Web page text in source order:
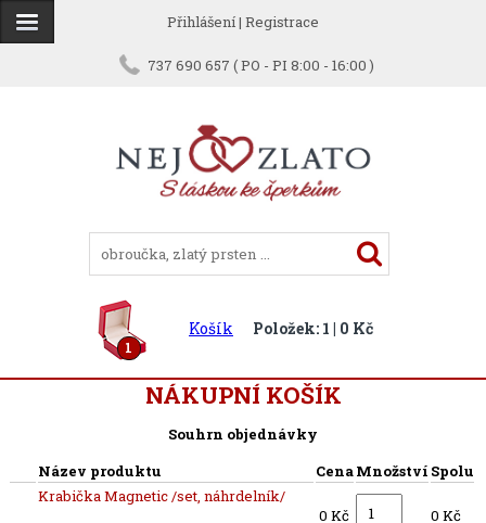
Přihlášení| Registrace
737 690 657 ( PO - PI 8:00 - 16:00 )
1
Košík Položek: 1 | 0 Kč
NÁKUPNÍ KOŠÍK
Souhrn objednávky
Název produktu
CenaMnožství Spolu
Krabička Magnetic /set, náhrdelník/
0 Kč 0 Kč